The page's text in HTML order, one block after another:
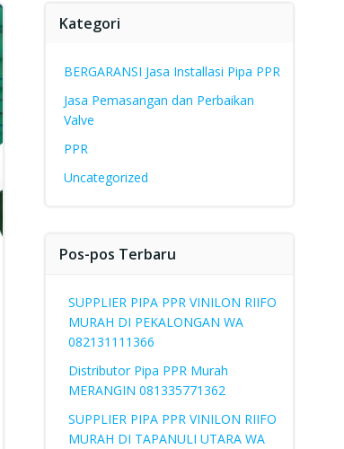
Kategori
BERGARANSI Jasa Installasi Pipa PPR
Jasa Pemasangan dan Perbaikan
Valve
PPR
Uncategorized
Pos-pos Terbaru
SUPPLIER PIPA PPR VINILON RIIFO
MURAH DI PEKALONGAN WA
082131111366
Distributor Pipa PPR Murah
MERANGIN 081335771362
SUPPLIER PIPA PPR VINILON RIIFO
MURAH DI TAPANULI UTARA WA